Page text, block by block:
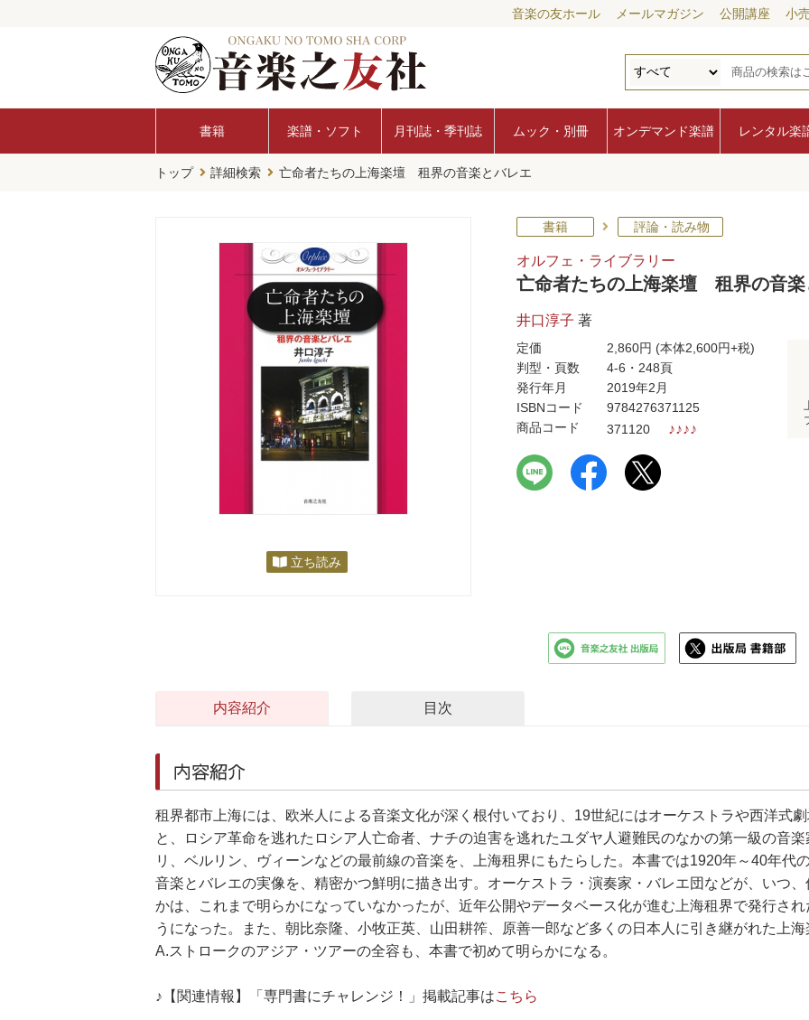
音楽の友ホール メールマガジン 公開講座 小
書籍 楽譜・ソフト 月刊誌・季刊誌 ムック・別冊 オンデマンド楽譜 レンタル楽
トップ 詳細検索 亡命者たちの上海楽壇 租界の音楽とバレエ
立ち読み
書籍 評論・読み物
オルフェ・ライブラリー
亡命者たちの上海楽壇 租界の音楽
井口淳子 著
定価 2,860円 (本体2,600円+税)
判型・頁数
4-6・248頁
発行年月
2019年2月
ISBNコード
9784276371125
商品コード
371120 ♪♪♪♪
内容紹介 目次
内容紹介
租界都市上海には、欧米人による音楽文化が深く根付いており、19世紀にはオーケストラや西洋式
と、ロシア革命を逃れたロシア人亡命者、ナチの迫害を逃れたユダヤ人避難民のなかの第一級の音
リ、ベルリン、ヴィーンなどの最前線の音楽を、上海租界にもたらした。本書では1920年～40年代
音楽とバレエの実像を、精密かつ鮮明に描き出す。オーケストラ・演奏家・バレエ団などが、いつ
かは、これまで明らかになっていなかったが、近年公開やデータベース化が進む上海租界で発行さ
うになった。また、朝比奈隆、小牧正英、山田耕筰、原善一郎など多くの日本人に引き継がれた上
A.ストロークのアジア・ツアーの全容も、本書で初めて明らかになる。
♪【関連情報】「専門書にチャレンジ！」掲載記事はこちら